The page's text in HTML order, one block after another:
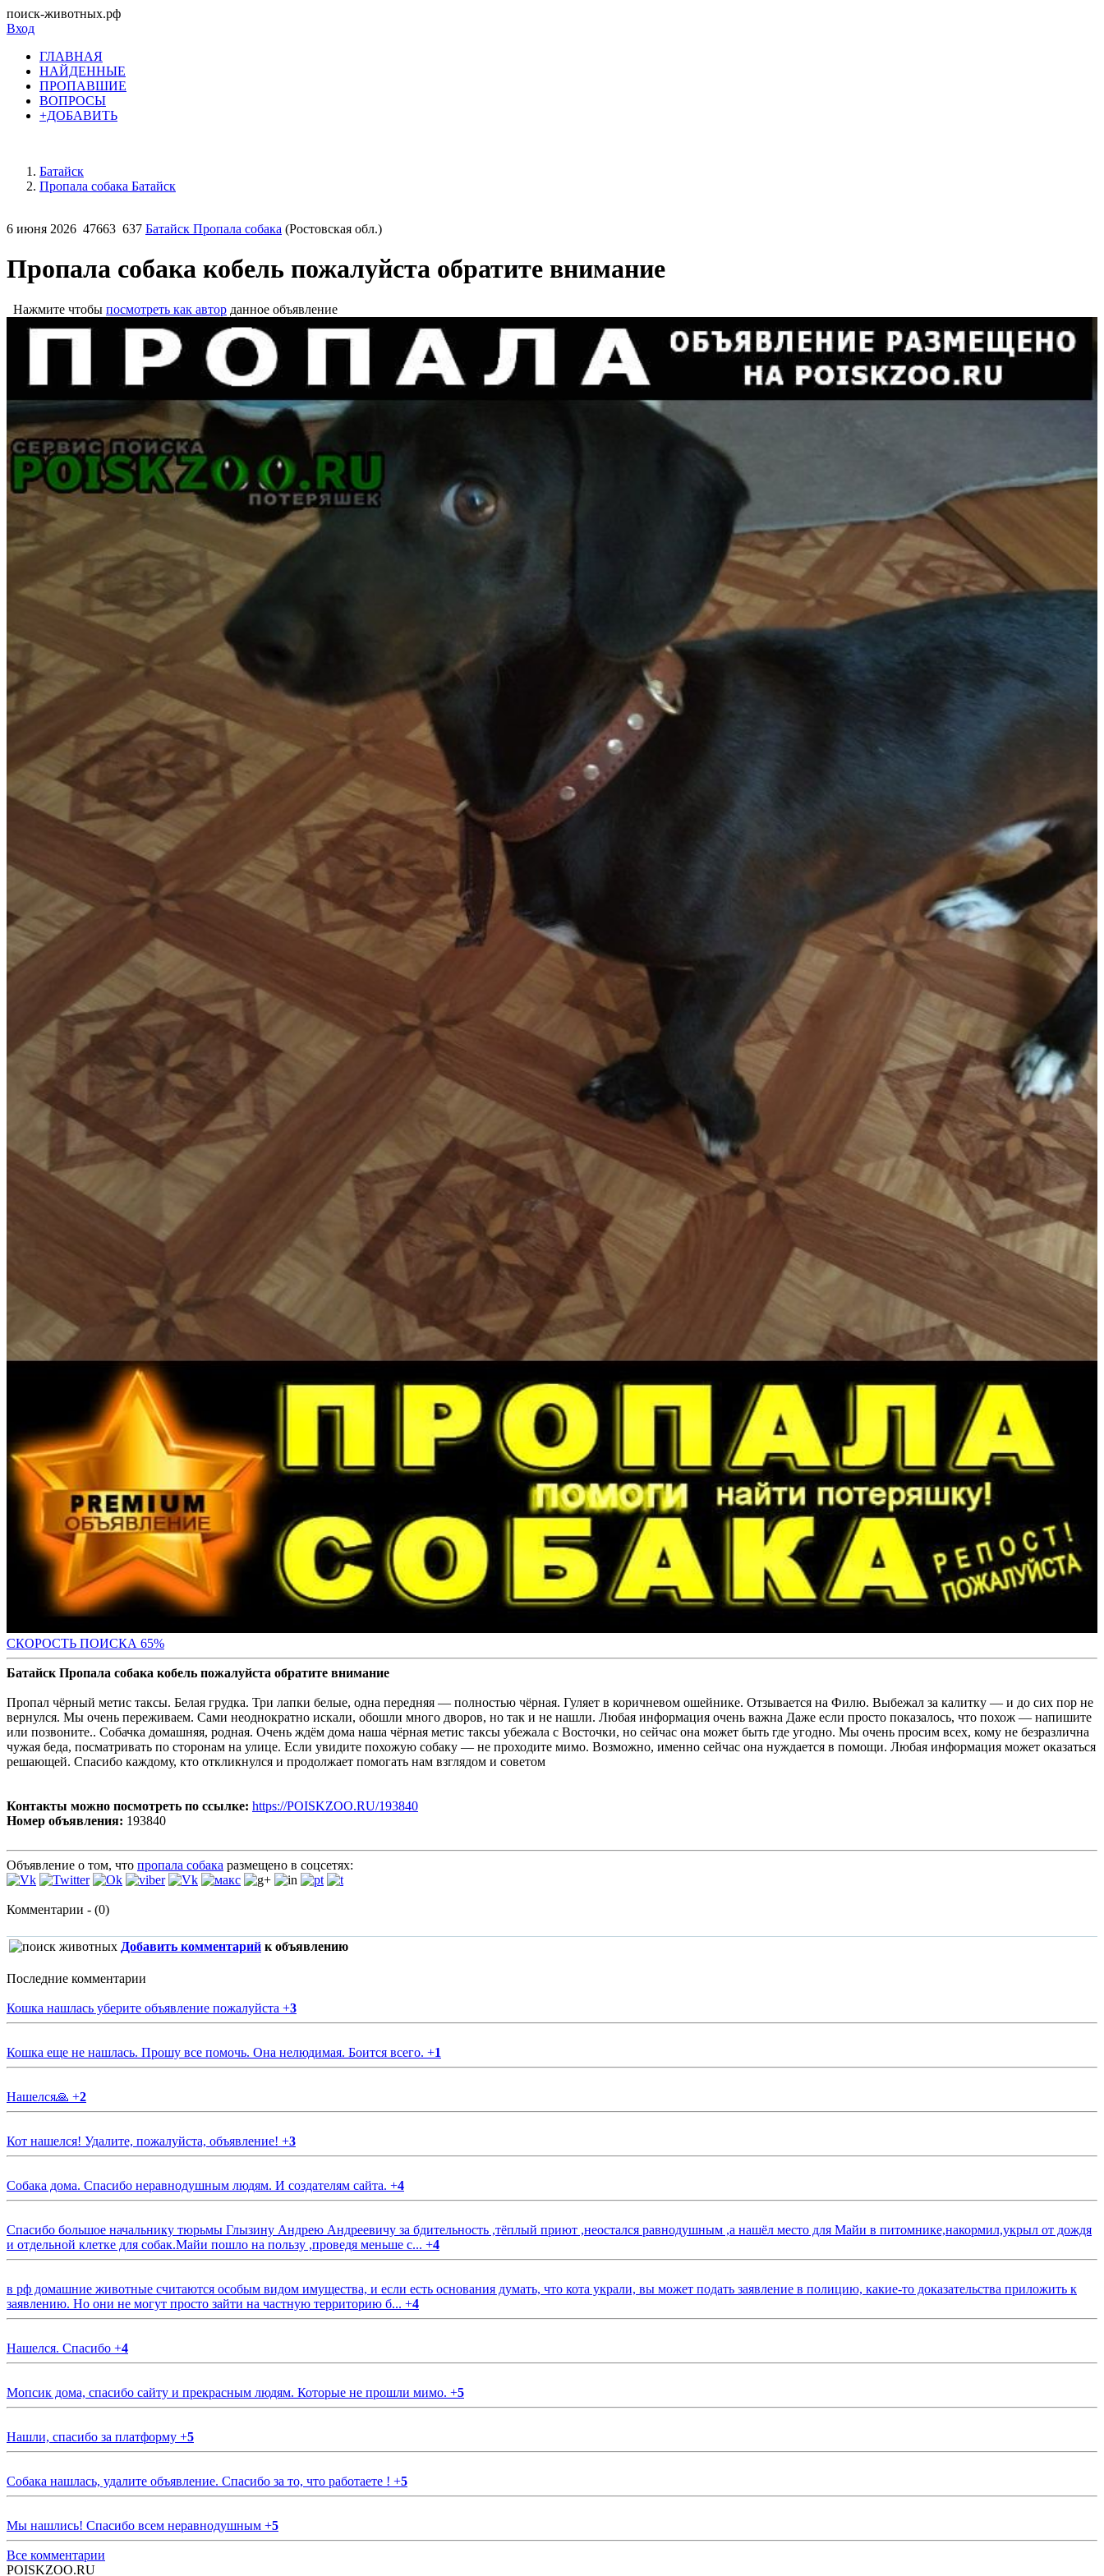
поиск-животных.рф
Вход
ГЛАВНАЯ
НАЙДЕННЫЕ
ПРОПАВШИЕ
ВОПРОСЫ
+ДОБАВИТЬ
Батайск
Пропала собака Батайск
6 июня 2026 47663 637 Батайск Пропала собака (Ростовская обл.)
Пропала собака кобель пожалуйста обратите внимание
Нажмите чтобы посмотреть как автор данное объявление
СКОРОСТЬ ПОИСКА 65%
Батайск Пропала собака кобель пожалуйста обратите внимание
Пропал чёрный метис таксы. Белая грудка. Три лапки белые, одна передняя — полностью чёрная. Гуляет в коричневом ошейнике. Отзывается на Филю. Выбежал за калитку — и до сих пор не
вернулся. Мы очень переживаем. Сами неоднократно искали, обошли много дворов, но так и не нашли. Любая информация очень важна Даже если просто показалось, что похож — напишите
или позвоните.. Собачка домашняя, родная. Очень ждём дома наша чёрная метис таксы убежала с Восточки, но сейчас она может быть где угодно. Мы очень просим всех, кому не безразлична
чужая беда, посматривать по сторонам на улице. Если увидите похожую собаку — не проходите мимо. Возможно, именно сейчас она нуждается в помощи. Любая информация может оказаться
решающей. Спасибо каждому, кто откликнулся и продолжает помогать нам взглядом и советом
Контакты можно посмотреть по ссылке: https://POISKZOO.RU/193840
Номер объявления: 193840
Объявление о том, что пропала собака размещено в соцсетях:
Комментарии - (0)
Добавить комментарий к объявлению
Последние комментарии
Кошка нашлась уберите объявление пожалуйста +3
Кошка еще не нашлась. Прошу все помочь. Она нелюдимая. Боится всего. +1
Нашелся🙏 +2
Кот нашелся! Удалите, пожалуйста, объявление! +3
Собака дома. Спасибо неравнодушным людям. И создателям сайта. +4
Спасибо большое начальнику тюрьмы Глызину Андрею Андреевичу за бдительность ,тёплый приют ,неостался равнодушным ,а нашёл место для Майи в питомнике,накормил,укрыл от дождя
и отдельной клетке для собак.Майи пошло на пользу ,проведя меньше с... +4
в рф домашние животные считаются особым видом имущества, и если есть основания думать, что кота украли, вы может подать заявление в полицию, какие-то доказательства приложить к
заявлению. Но они не могут просто зайти на частную территорию б... +4
Нашелся. Спасибо +4
Мопсик дома, спасибо сайту и прекрасным людям. Которые не прошли мимо. +5
Нашли, спасибо за платформу +5
Собака нашлась, удалите объявление. Спасибо за то, что работаете ! +5
Мы нашлись! Спасибо всем неравнодушным +5
Все комментарии
POISKZOO.RU